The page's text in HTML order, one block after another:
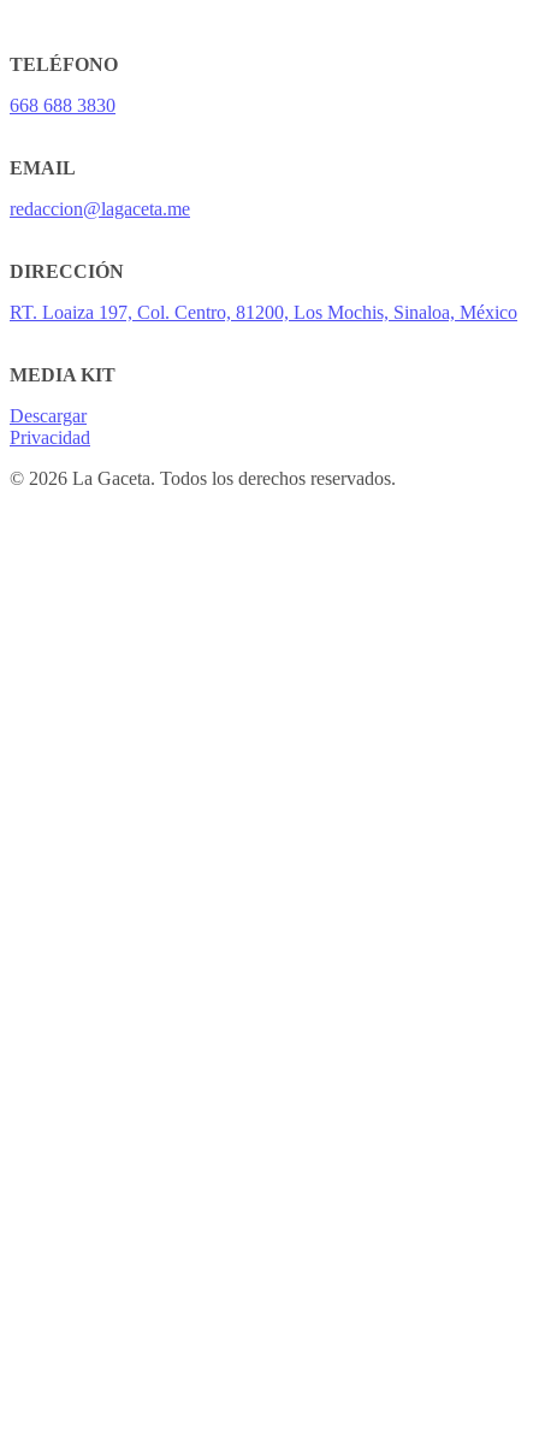
TELÉFONO
668 688 3830
EMAIL
redaccion@lagaceta.me
DIRECCIÓN
RT. Loaiza 197, Col. Centro, 81200, Los Mochis, Sinaloa, México
MEDIA KIT
Descargar
Privacidad
© 2026 La Gaceta. Todos los derechos reservados.